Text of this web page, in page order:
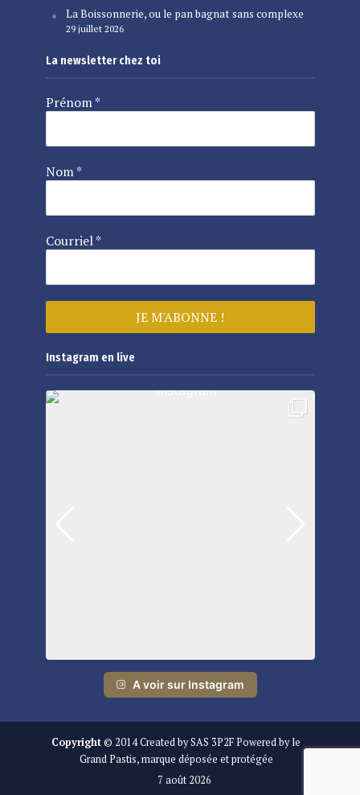
La Boissonnerie, ou le pan bagnat sans complexe
29 juillet 2026
La newsletter chez toi
Prénom*
Nom*
Courriel*
Instagram en live
A voir sur Instagram
Copyright© 2014 Created by SAS 3P2F Powered by le
Grand Pastis, marque déposée et protégée
7 août 2026